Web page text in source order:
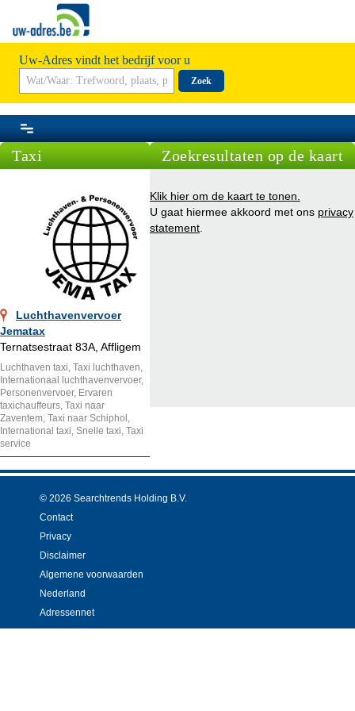
Uw-Adres vindt het bedrijf voor u
Zoek
Taxi
Luchthavenvervoer
Jematax
Ternatsestraat 83A, Affligem
Luchthaven taxi, Taxi luchthaven,
Internationaal luchthavenvervoer,
Personenvervoer, Ervaren
taxichauffeurs, Taxi naar
Zaventem, Taxi naar Schiphol,
International taxi, Snelle taxi, Taxi
service
Zoekresultaten op de kaart
Klik hier om de kaart te tonen.
U gaat hiermee akkoord met ons privacy
statement
© 2026 Searchtrends Holding B.V.
Contact
Privacy
Disclaimer
Algemene voorwaarden
Nederland
Adressennet